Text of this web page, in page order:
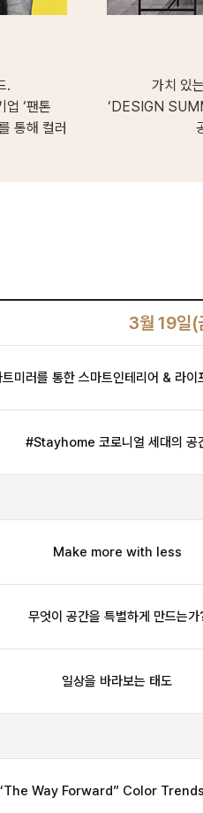
.
‘팬톤
통해 컬러
가치 있
‘DESIGN
3월 19일(
미러를 통한 스마트인테리어 & 라이
#Stayhome 코로니얼 세대의 공
Make more with less
무엇이 공간을 특별하게 만드는가
일상을 바라보는 태도
Way Forward” Color